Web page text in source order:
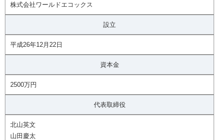
株式会社ワールドエコックス
設立
平成26年12月22日
資本金
2500万円
代表取締役
北山英文
山田慶太